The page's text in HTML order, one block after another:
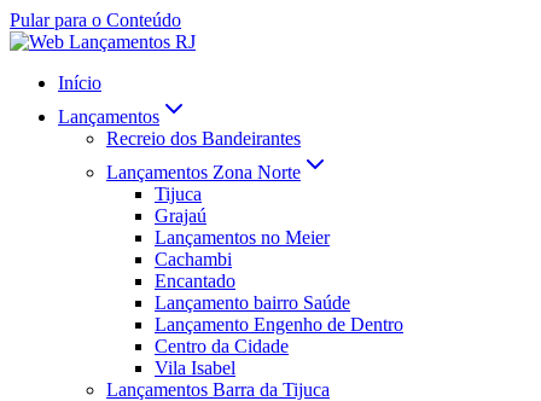
Pular para o Conteúdo
Início
Lançamentos
Recreio dos Bandeirantes
Lançamentos Zona Norte
Tijuca
Grajaú
Lançamentos no Meier
Cachambi
Encantado
Lançamento bairro Saúde
Lançamento Engenho de Dentro
Centro da Cidade
Vila Isabel
Lançamentos Barra da Tijuca